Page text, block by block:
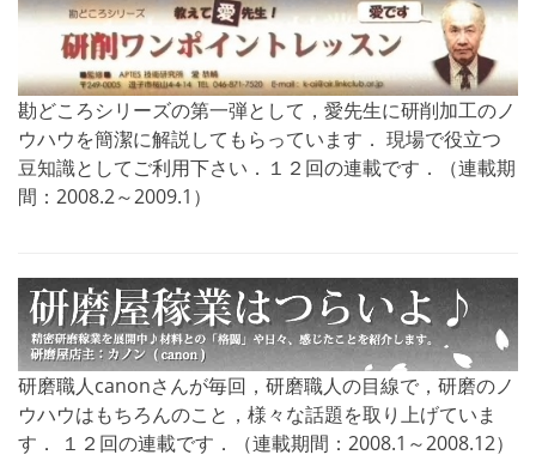
勘どころシリーズの第一弾として，愛先生に研削加工のノ
ウハウを簡潔に解説してもらっています． 現場で役立つ
豆知識としてご利用下さい．１２回の連載です．（連載期
間：2008.2～2009.1）
研磨職人canonさんが毎回，研磨職人の目線で，研磨のノ
ウハウはもちろんのこと，様々な話題を取り上げていま
す． １２回の連載です．（連載期間：2008.1～2008.12）